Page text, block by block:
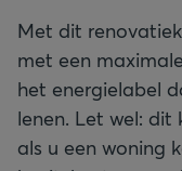
Met dit
met een
het energielabel
lenen. Let wel: dit
als u een woning